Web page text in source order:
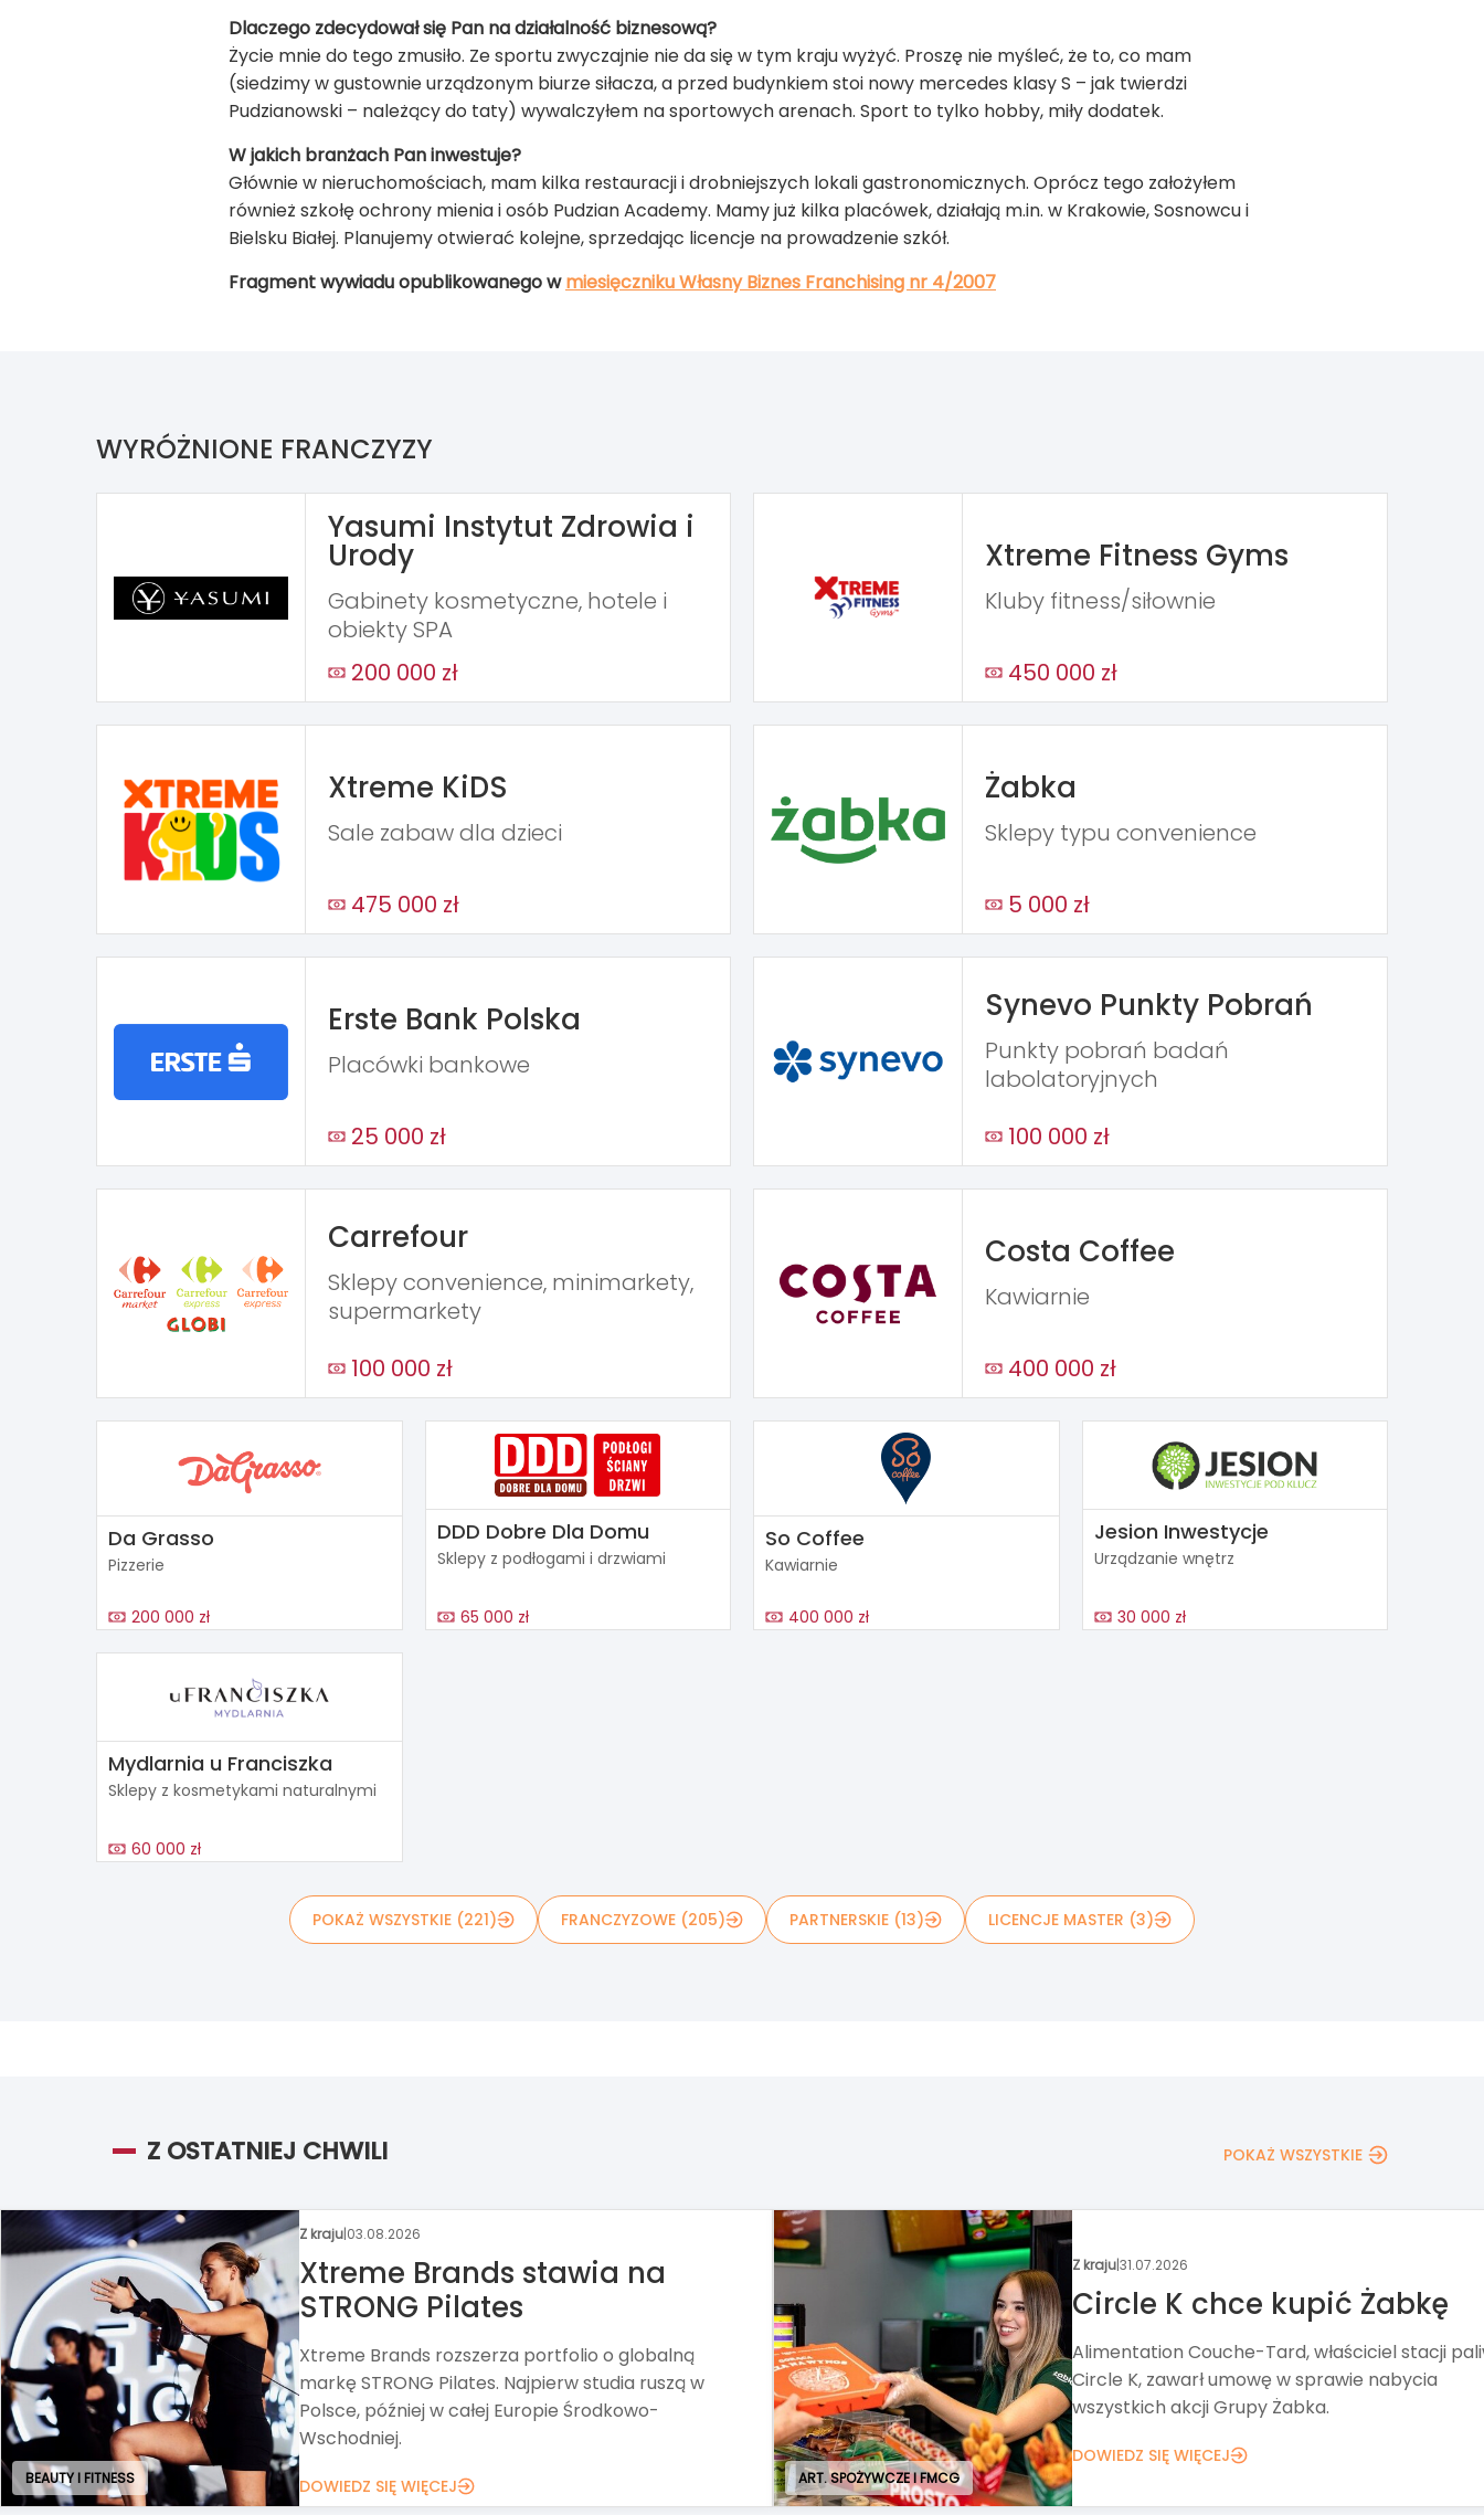
Dlaczego zdecydował się Pan na działalność biznesową?
Życie mnie do tego zmusiło. Ze sportu zwyczajnie nie da się w tym kraju wyżyć. Proszę nie myśleć, że to, co mam
(siedzimy w gustownie urządzonym biurze siłacza, a przed budynkiem stoi nowy mercedes klasy S – jak twierdzi
Pudzianowski – należący do taty) wywalczyłem na sportowych arenach. Sport to tylko hobby, miły dodatek.
W jakich branżach Pan inwestuje?
Głównie w nieruchomościach, mam kilka restauracji i drobniejszych lokali gastronomicznych. Oprócz tego założyłem
również szkołę ochrony mienia i osób Pudzian Academy. Mamy już kilka placówek, działają m.in. w Krakowie, Sosnowcu i
Bielsku Białej. Planujemy otwierać kolejne, sprzedając licencje na prowadzenie szkół.
Fragment wywiadu opublikowanego wmiesięczniku Własny Biznes Franchising nr 4/2007
WYRÓŻNIONE FRANCZYZY
Yasumi Instytut Zdrowia i
Urody
Gabinety kosmetyczne, hotele i
obiekty SPA
200 000 zł
Xtreme Fitness Gyms
Kluby fitness/siłownie
450 000 zł
Xtreme KiDS
Sale zabaw dla dzieci
475 000 zł
Żabka
Sklepy typu convenience
5 000 zł
Erste Bank Polska
Placówki bankowe
25 000 zł
Synevo Punkty Pobrań
Punkty pobrań badań
labolatoryjnych
100 000 zł
Carrefour
Sklepy convenience, minimarkety,
supermarkety
100 000 zł
Costa Coffee
Kawiarnie
400 000 zł
Da Grasso
Pizzerie
200 000 zł
DDD Dobre Dla Domu
Sklepy z podłogami i drzwiami
65 000 zł
So Coffee
Kawiarnie
400 000 zł
Jesion Inwestycje
Urządzanie wnętrz
30 000 zł
Mydlarnia u Franciszka
Sklepy z kosmetykami naturalnymi
60 000 zł
POKAŻ WSZYSTKIE (221) FRANCZYZOWE (205) PARTNERSKIE (13) LICENCJE MASTER (3)
Z OSTATNIEJ CHWILI POKAŻ WSZYSTKIE
ART. SPOŻYWCZE I FMCG
Z kraju|31.07.2026
Circle K chce kupić Żabkę
Alimentation Couche-Tard, właściciel stacji paliw
Circle K, zawarł umowę w sprawie nabycia
wszystkich akcji Grupy Żabka.
DOWIEDZ SIĘ WIĘCEJ
Nowa formuła Targów
Franczyza
Targi Franczyza od ponad 20 lat pomagają
pomysł na biznes. Tegoroczna edycja stawia
na networking, wykłady i Strefę Biznesu.
DOWIEDZ SIĘ WIĘCEJ